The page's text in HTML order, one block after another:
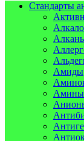
Стандарты
Амиды
Амины